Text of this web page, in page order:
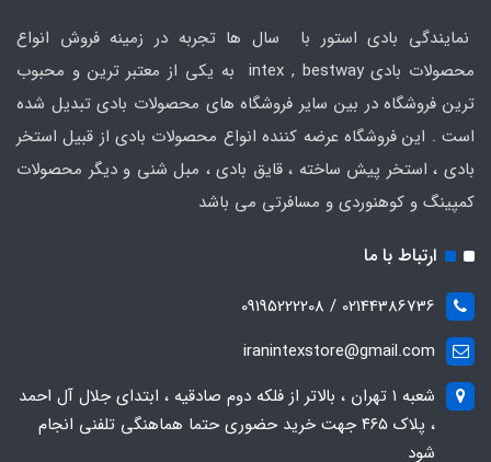
نمایندگی بادی استور با سال ها تجربه در زمینه فروش انواع
محصولات بادی intex , bestway به یکی از معتبر ترین و محبوب
ترین فروشگاه در بین سایر فروشگاه های محصولات بادی تبدیل شده
است . این فروشگاه عرضه کننده انواع محصولات بادی از قبیل استخر
بادی ، استخر پیش ساخته ، قایق بادی ، مبل شنی و دیگر محصولات
کمپینگ و کوهنوردی و مسافرتی می باشد
ارتباط با ما
02144386736 / 09195222208
iranintexstore@gmail.com
شعبه ۱ تهران ، بالاتر از فلکه دوم صادقیه ، ابتدای جلال آل احمد
، پلاک ۴۶۵ جهت خرید حضوری حتما هماهنگی تلفنی انجام
شود